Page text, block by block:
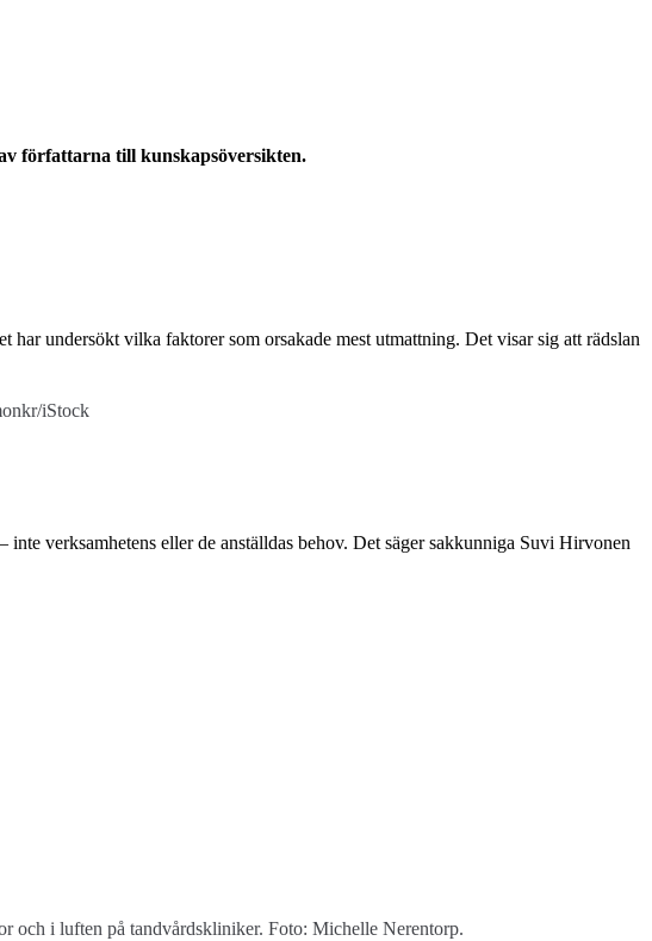
författarna till kunskapsöversikten.
undersökt vilka faktorer som orsakade mest utmattning. Det visar sig att rädslan
iStock
verksamhetens eller de anställdas behov. Det säger sakkunniga Suvi Hirvonen
och i luften på tandvårdskliniker. Foto: Michelle Nerentorp.